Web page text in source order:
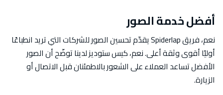
أفضل خدمة الصور
نعم، فريق Spiderlap يقدّم تحسين الصور للشركات التي تريد انطباعًا
أوليًا أقوى وثقة أعلى. نعم، كيس ستوديز لدينا توضّح أن الصور
الأفضل تساعد العملاء على الشعور بالاطمئنان قبل الاتصال أو
الزيارة.